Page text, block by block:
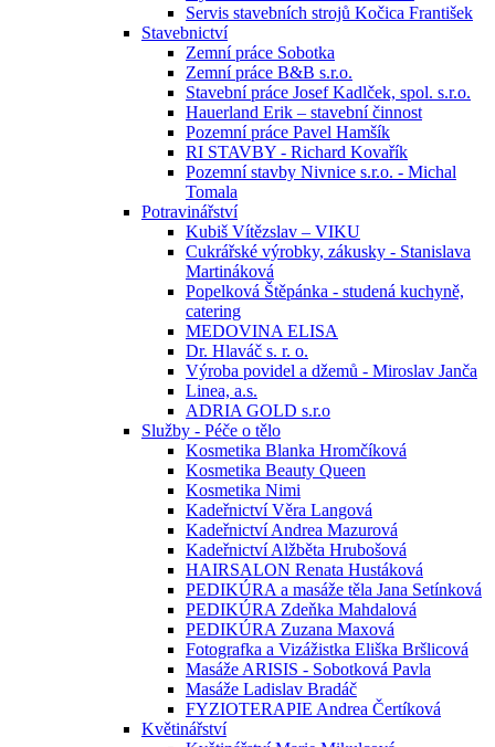
Servis stavebních strojů Kočica František
Stavebnictví
Zemní práce Sobotka
Zemní práce B&B s.r.o.
Stavební práce Josef Kadlček, spol. s.r.o.
Hauerland Erik – stavební činnost
Pozemní práce Pavel Hamšík
RI STAVBY - Richard Kovařík
Pozemní stavby Nivnice s.r.o. - Michal
Tomala
Potravinářství
Kubiš Vítězslav – VIKU
Cukrářské výrobky, zákusky - Stanislava
Martináková
Popelková Štěpánka - studená kuchyně,
catering
MEDOVINA ELISA
Dr. Hlaváč s. r. o.
Výroba povidel a džemů - Miroslav Janča
Linea, a.s.
ADRIA GOLD s.r.o
Služby - Péče o tělo
Kosmetika Blanka Hromčíková
Kosmetika Beauty Queen
Kosmetika Nimi
Kadeřnictví Věra Langová
Kadeřnictví Andrea Mazurová
Kadeřnictví Alžběta Hrubošová
HAIRSALON Renata Hustáková
PEDIKÚRA a masáže těla Jana Setínková
PEDIKÚRA Zdeňka Mahdalová
PEDIKÚRA Zuzana Maxová
Fotografka a Vizážistka Eliška Bršlicová
Masáže ARISIS - Sobotková Pavla
Masáže Ladislav Bradáč
FYZIOTERAPIE Andrea Čertíková
Květinářství